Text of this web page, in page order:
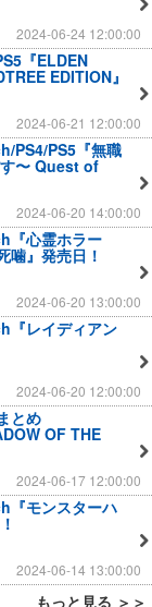
2024-06-24 12:00:00
『ELDEN
EDITION』
2024-06-21 12:00:00
PS4/PS5『無職
〜 Quest of
2024-06-20 14:00:00
『心霊ホラー
噛』発売日！
2024-06-20 13:00:00
『レイディアン
2024-06-20 12:00:00
とめ
OF THE
2024-06-17 12:00:00
『モンスターハ
2024-06-14 13:00:00
もっと見る ＞＞